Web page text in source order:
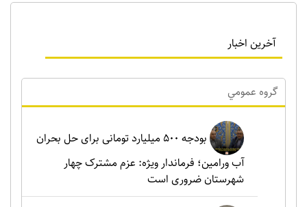
آخرین اخبار
گروه عمومي
بودجه ۵۰۰ میلیارد تومانی برای حل بحران
آب ورامین؛ فرماندار ویژه: عزم مشترک چهار
شهرستان ضروری است